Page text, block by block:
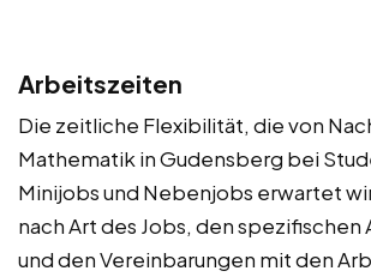
Arbeitszeiten
Die zeitliche Flexibilität, die von
Mathematik in Gudensberg bei
Minijobs und Nebenjobs erwartet
nach Art des Jobs, den
und den Vereinbarungen mit den